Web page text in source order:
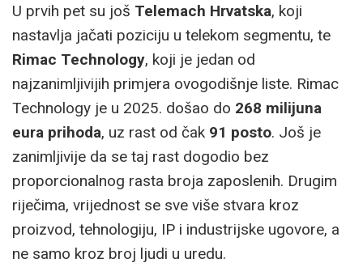
U prvih pet su još Telemach Hrvatska, koji
nastavlja jačati poziciju u telekom segmentu, te
Rimac Technology, koji je jedan od
najzanimljivijih primjera ovogodišnje liste. Rimac
Technology je u 2025. došao do 268 milijuna
eura prihoda, uz rast od čak 91 posto. Još je
zanimljivije da se taj rast dogodio bez
proporcionalnog rasta broja zaposlenih. Drugim
riječima, vrijednost se sve više stvara kroz
proizvod, tehnologiju, IP i industrijske ugovore, a
ne samo kroz broj ljudi u uredu.